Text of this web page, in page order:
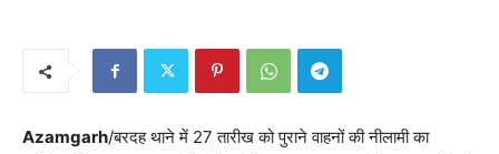
Azamgarh/बरदह थाने में 27 तारीख को पुराने वाहनों की नीलामी का